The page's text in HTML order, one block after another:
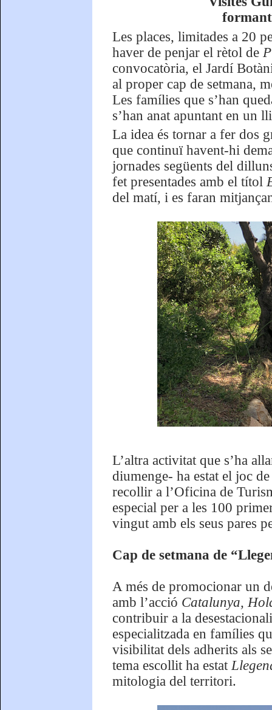
Les places, limitades a 20
haver de penjar el rètol de
convocatòria, el Jardí
al proper cap de setmana,
Les famílies que s’han
s’han anat apuntant en un
La idea és tornar a fer dos
que continuï havent-hi
jornades següents del
fet presentades amb el títol
del matí, i es faran
L’altra activitat que s’ha
diumenge- ha estat el joc
recollir a l’Oficina de
especial per a les 100
vingut amb els seus pares
Cap de setmana de
A més de promocionar un
amb l’acció Catalunya,
contribuir a la
especialitzada en famílies
visibilitat dels adherits als
tema escollit ha estat
mitologia del territori.